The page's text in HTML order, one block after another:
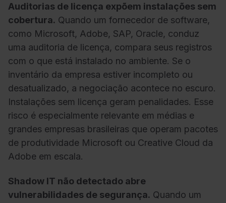
Auditorias de licença expõem instalações sem
cobertura. Quando um fornecedor de software,
como Microsoft, Adobe, SAP, Oracle, conduz
uma auditoria de licença, compara seus registros
com o que está instalado no ambiente. Se o
inventário da empresa estiver incompleto ou
desatualizado, a negociação acontece no escuro.
Instalações sem licença geram penalidades. Esse
risco é especialmente relevante em médias e
grandes empresas brasileiras que operam pacotes
de produtividade Microsoft ou Creative Cloud da
Adobe em escala.
Shadow IT não detectado abre
vulnerabilidades de segurança. Quando um